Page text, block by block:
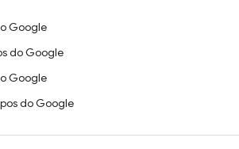
Google
do Google
Google
do Google